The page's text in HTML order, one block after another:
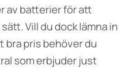
av batterier för att
Vill du dock lämna in
pris behöver du
som erbjuder just